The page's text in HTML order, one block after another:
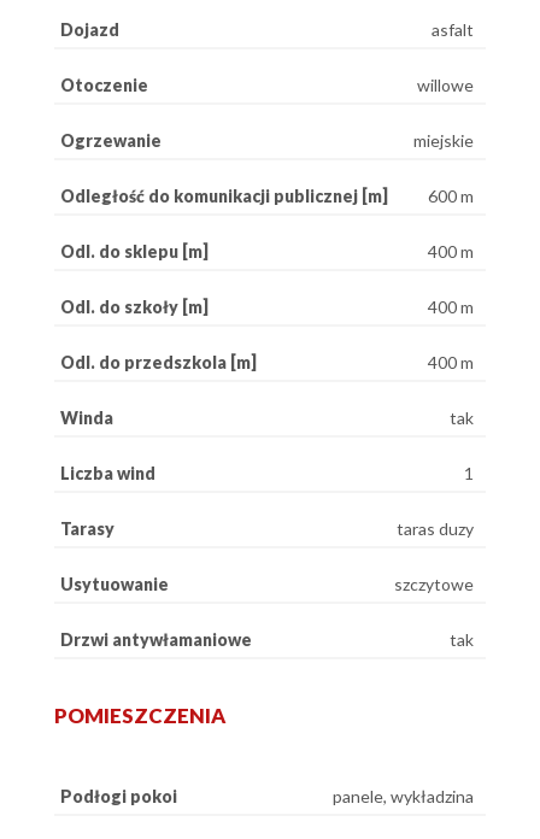
Dojazd asfalt
Otoczenie willowe
Ogrzewanie miejskie
Odległość do komunikacji publicznej [m] 600 m
Odl. do sklepu [m] 400 m
Odl. do szkoły [m] 400 m
Odl. do przedszkola [m] 400 m
Winda tak
Liczba wind 1
Tarasy taras duzy
Usytuowanie szczytowe
Drzwi antywłamaniowe tak
POMIESZCZENIA
Podłogi pokoi panele, wykładzina